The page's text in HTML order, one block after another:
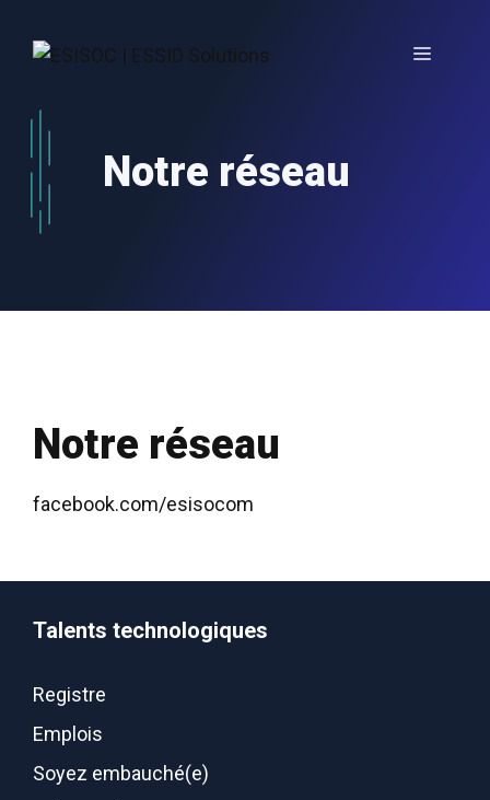
Menu
Notre réseau
Notre réseau
facebook.com/esisocom
Talents technologiques
Registre
Emplois
Soyez embauché(e)